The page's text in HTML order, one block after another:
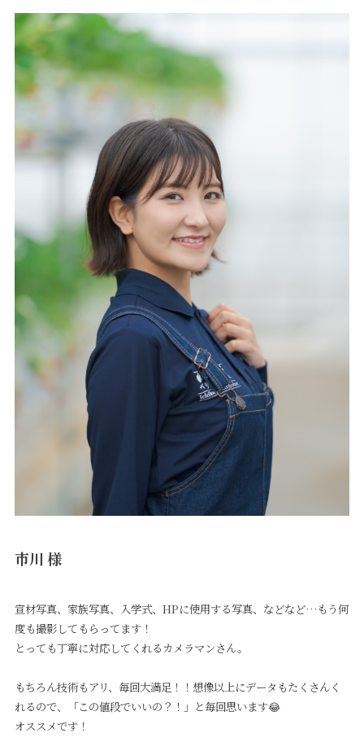
市川 様
宣材写真、家族写真、入学式、HPに使用する写真、などなど…もう何
度も撮影してもらってます！
とっても丁寧に対応してくれるカメラマンさん。
もちろん技術もアリ、毎回大満足！！想像以上にデータもたくさんく
れるので、「この値段でいいの？！」と毎回思います😂
オススメです！